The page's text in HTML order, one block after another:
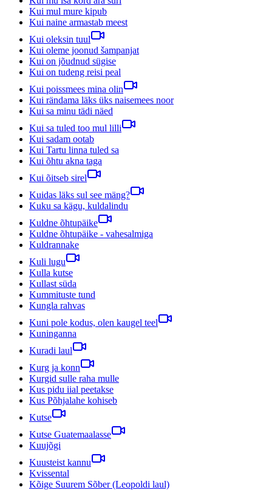
Kui mul mure kipub
Kui naine armastab meest
Kui oleksin tuul
Kui oleme joonud šampanjat
Kui on jõudnud sügise
Kui on tudeng reisi peal
Kui poissmees mina olin
Kui rändama läks üks naisemees noor
Kui sa minu tädi näed
Kui sa tuled too mul lilli
Kui sadam ootab
Kui Tartu linna tuled sa
Kui õhtu akna taga
Kui õitseb sirel
Kuidas läks sul see mäng?
Kuku sa kägu, kuldalindu
Kuldne õhtupäike
Kuldne õhtupäike - vahesalmiga
Kuldrannake
Kuli lugu
Kulla kutse
Kullast süda
Kummituste tund
Kungla rahvas
Kuni pole kodus, olen kaugel teel
Kuninganna
Kuradi laul
Kurg ja konn
Kurgid sulle raha mulle
Kus pidu iial peetakse
Kus Põhjalahe kohiseb
Kutse
Kutse Guatemaalasse
Kuujõgi
Kuusteist kannu
Kvissental
Kõige Suurem Sõber (Leopoldi laul)